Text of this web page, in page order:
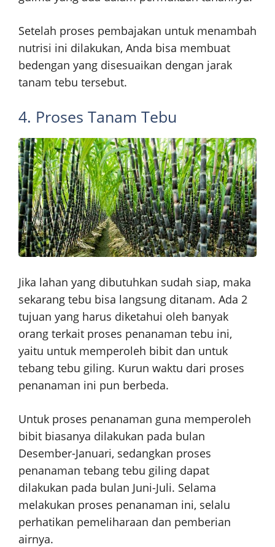
Setelah proses pembajakan untuk menambah
nutrisi ini dilakukan, Anda bisa membuat
bedengan yang disesuaikan dengan jarak
tanam tebu tersebut.
4. Proses Tanam Tebu
Jika lahan yang dibutuhkan sudah siap, maka
sekarang tebu bisa langsung ditanam. Ada 2
tujuan yang harus diketahui oleh banyak
orang terkait proses penanaman tebu ini,
yaitu untuk memperoleh bibit dan untuk
tebang tebu giling. Kurun waktu dari proses
penanaman ini pun berbeda.
Untuk proses penanaman guna memperoleh
bibit biasanya dilakukan pada bulan
Desember-Januari, sedangkan proses
penanaman tebang tebu giling dapat
dilakukan pada bulan Juni-Juli. Selama
melakukan proses penanaman ini, selalu
perhatikan pemeliharaan dan pemberian
airnya.